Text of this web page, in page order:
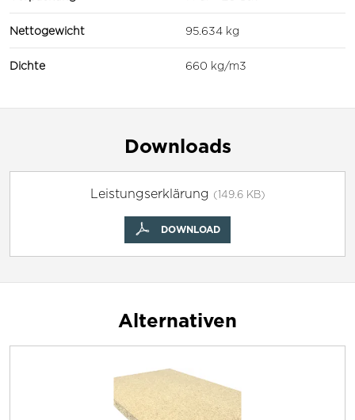
Nettogewicht 95.634 kg
Dichte 660 kg/m3
Downloads
Leistungserklärung (149.6 KB)
DOWNLOAD
Alternativen